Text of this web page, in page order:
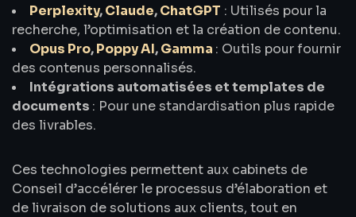
Perplexity,Claude,ChatGPT : Utilisés pour la
recherche, l’optimisation et la création de contenu.
Opus Pro,Poppy AI,Gamma : Outils pour fournir
des contenus personnalisés.
Intégrations automatisées et templates de
documents : Pour une standardisation plus rapide
des livrables.
Ces technologies permettent aux cabinets de
Conseil d’accélérer le processus d’élaboration et
de livraison de solutions aux clients, tout en